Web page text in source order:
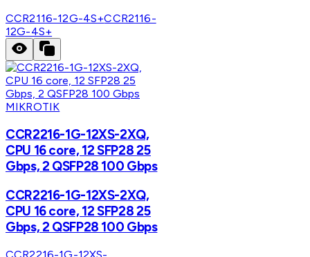
CCR2116-12G-4S+CCR2116-
12G-4S+
MIKROTIK
CCR2216-1G-12XS-2XQ,
CPU 16 core, 12 SFP28 25
Gbps, 2 QSFP28 100 Gbps
CCR2216-1G-12XS-2XQ,
CPU 16 core, 12 SFP28 25
Gbps, 2 QSFP28 100 Gbps
CCR2216-1G-12XS-